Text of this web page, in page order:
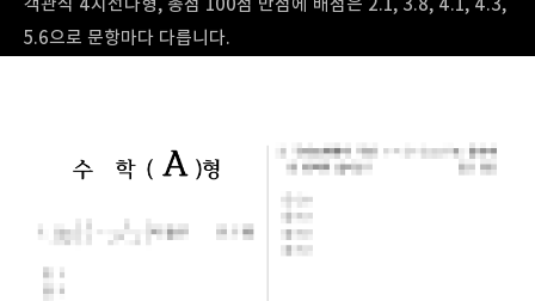
객관식 4지선다형, 총점 100점 만점에 배점은 2.1, 3.8, 4.1, 4.3,
5.6으로 문항마다 다릅니다.